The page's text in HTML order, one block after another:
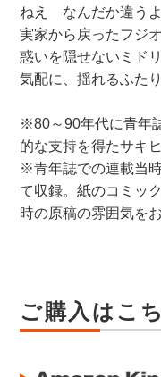
ねえ なんだか違う
実家から戻ったフジ
惑いを隠せないミド
気配に、揺れるふた
※80～90年代に青年
的な支持を得たサキ
※青年誌での連載当
て収録。紙のコミッ
時の原稿の雰囲気を
ご購入はこ